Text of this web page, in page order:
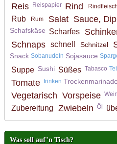
Reis Reispapier Rind Rindfleisch
Rub Rum Salat Sauce,
Schafskäse Scharfes
Schnaps schnell Schnitzel
Snack Sobanudeln Sojasauce
Suppe Sushi Süßes Tabasco
Tomate trinken Trockenmarinade
Vegetarisch Vorspeise Wein
Zubereitung
Zwiebeln Öl
Was soll auf’n Tisch?